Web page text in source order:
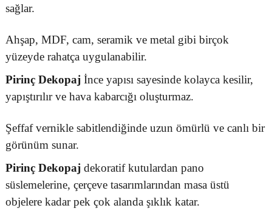
sağlar.
Ahşap, MDF, cam, seramik ve metal gibi birçok
yüzeyde rahatça uygulanabilir.
Pirinç Dekopaj İnce yapısı sayesinde kolayca kesilir,
yapıştırılır ve hava kabarcığı oluşturmaz.
Şeffaf vernikle sabitlendiğinde uzun ömürlü ve canlı bir
görünüm sunar.
Pirinç Dekopaj dekoratif kutulardan pano
süslemelerine, çerçeve tasarımlarından masa üstü
objelere kadar pek çok alanda şıklık katar.